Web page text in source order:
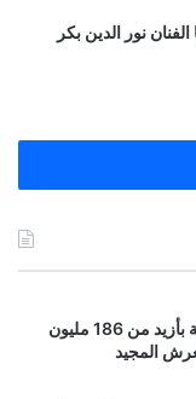
نور الدين بكر
عامل إقليم صفرو يطلق ويدشن مشاريع تنموية بأزيد من 186 مليون
المجيد